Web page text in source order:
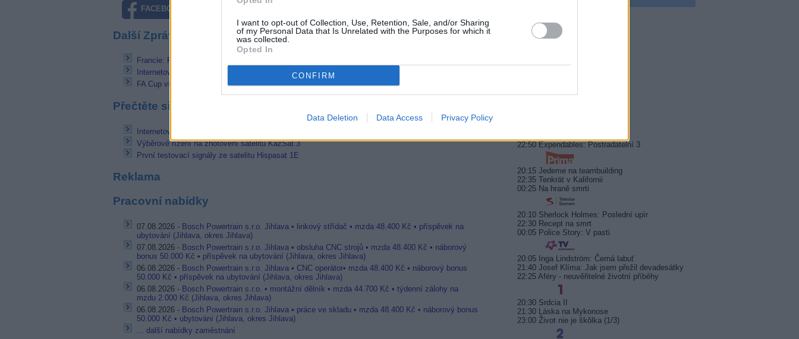
I want to opt-out of Collection, Use, Retention, Sale, and/or Sharing
of my Personal Data that Is Unrelated with the Purposes for which it
was collected.
Opted In
CONFIRM
Data Deletion Data Access Privacy Policy
FACEBOOK
Další Zprávičky
Francie: Prodáno 800 tisíc zařízení na FranSat
Internetový satelit Ka Sat s testy na pozici 9E
FA Cup víkend na NOVA Sport
Přečtěte si také
Internetový satelit Ka Sat s testy na pozici 9E
Výběrové řízení na zhotovení satelitu KazSat 3
První testovací signály ze satelitu Hispasat 1E
Reklama
Pracovní nabídky
07.08.2026 - Bosch Powertrain s.r.o. Jihlava • linkový střídač • mzda 48.400 Kč • příspěvek na
ubytování (Jihlava, okres Jihlava)
07.08.2026 - Bosch Powertrain s.r.o. Jihlava • obsluha CNC strojů • mzda 48.400 Kč • náborový
bonus 50.000 Kč • příspěvek na ubytování (Jihlava, okres Jihlava)
06.08.2026 - Bosch Powertrain s.r.o. Jihlava • CNC operátor• mzda 48.400 Kč • náborový bonus
50.000 Kč • příspěvek na ubytování (Jihlava, okres Jihlava)
06.08.2026 - Bosch Powertrain s.r.o. • montážní dělník • mzda 44.700 Kč • týdenní zálohy na
mzdu 2.000 Kč (Jihlava, okres Jihlava)
06.08.2026 - Bosch Powertrain s.r.o. Jihlava • práce ve skladu • mzda 48.400 Kč • náborový bonus
50.000 Kč • ubytování (Jihlava, okres Jihlava)
... další nabídky zaměstnání
20:10 Docent (3/3)
22:50 Expendables: Postradatelní 3
20:15 Jedeme na teambuilding
22:35 Tenkrát v Kalifornii
00:25 Na hraně smrti
20:10 Sherlock Holmes: Poslední upír
22:30 Recept na smrt
00:05 Police Story: V pasti
20:05 Inga Lindström: Černá labuť
21:40 Josef Klíma: Jak jsem přežil devadesátky
22:25 Aféry - neuvěřitelné životní příběhy
20:30 Srdcia II
21:30 Láska na Mykonose
23:00 Život nie je škôlka (1/3)